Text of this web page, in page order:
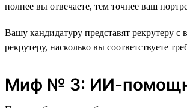
полнее вы отвечаете, тем точнее ваш
Вашу кандидатуру представят рекрутеру
рекрутеру, насколько вы соответствуете
Миф № 3: ИИ-